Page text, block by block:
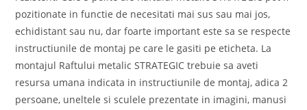
pozitionate in functie de necesitati mai sus sau mai jos,
echidistant sau nu, dar foarte important este sa se respecte
instructiunile de montaj pe care le gasiti pe eticheta. La
montajul Raftului metalic STRATEGIC trebuie sa aveti
resursa umana indicata in instructiunile de montaj, adica 2
persoane, uneltele si sculele prezentate in imagini, manusi